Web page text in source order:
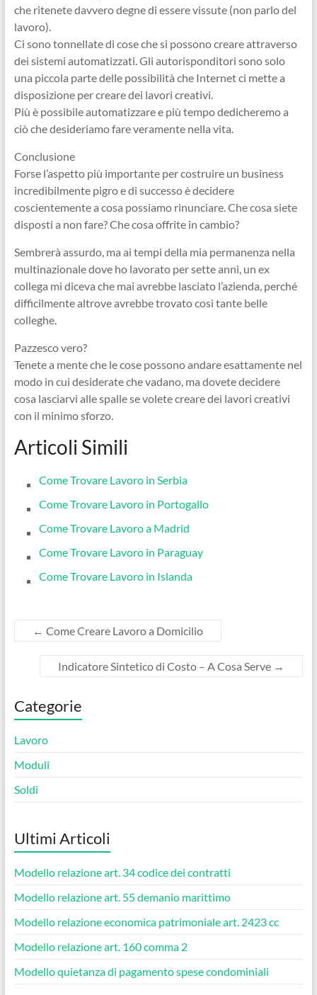
che ritenete davvero degne di essere vissute (non parlo del
lavoro).
Ci sono tonnellate di cose che si possono creare attraverso
dei sistemi automatizzati. Gli autorisponditori sono solo
una piccola parte delle possibilità che Internet ci mette a
disposizione per creare dei lavori creativi.
Più è possibile automatizzare e più tempo dedicheremo a
ciò che desideriamo fare veramente nella vita.
Conclusione
Forse l’aspetto più importante per costruire un business
incredibilmente pigro e di successo è decidere
coscientemente a cosa possiamo rinunciare. Che cosa siete
disposti a non fare? Che cosa offrite in cambio?
Sembrerà assurdo, ma ai tempi della mia permanenza nella
multinazionale dove ho lavorato per sette anni, un ex
collega mi diceva che mai avrebbe lasciato l’azienda, perché
difficilmente altrove avrebbe trovato così tante belle
colleghe.
Pazzesco vero?
Tenete a mente che le cose possono andare esattamente nel
modo in cui desiderate che vadano, ma dovete decidere
cosa lasciarvi alle spalle se volete creare dei lavori creativi
con il minimo sforzo.
Articoli Simili
Come Trovare Lavoro in Serbia
Come Trovare Lavoro in Portogallo
Come Trovare Lavoro a Madrid
Come Trovare Lavoro in Paraguay
Come Trovare Lavoro in Islanda
← Come Creare Lavoro a Domicilio
Indicatore Sintetico di Costo – A Cosa Serve →
Categorie
Lavoro
Moduli
Soldi
Ultimi Articoli
Modello relazione art. 34 codice dei contratti​
Modello relazione art. 55 demanio marittimo​
Modello relazione economica patrimoniale art. 2423 cc​
Modello relazione art. 160 comma 2​
Modello quietanza di pagamento spese condominiali​